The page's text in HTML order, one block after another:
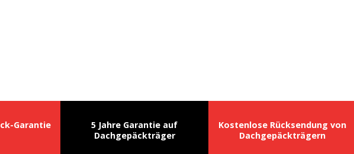
Garantie
5 Jahre Garantie auf
Dachgepäckträger
Kostenlose Rücksendung von
Dachgepäckträgern